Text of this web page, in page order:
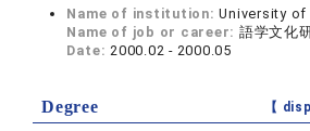
Name of institution:University of
Name of job or career: 語学文化
Date:2000.02 - 2000.05
Degree 【